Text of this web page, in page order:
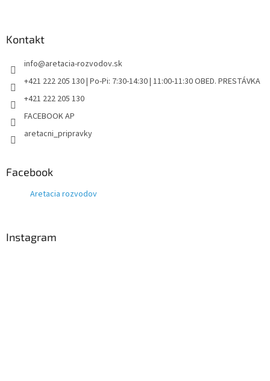
Kontakt
info@aretacia-rozvodov.sk
+421 222 205 130 | Po-Pi: 7:30-14:30 | 11:00-11:30 OBED. PRESTÁVKA
+421 222 205 130
FACEBOOK AP
aretacni_pripravky
Facebook
Aretacia rozvodov
Instagram